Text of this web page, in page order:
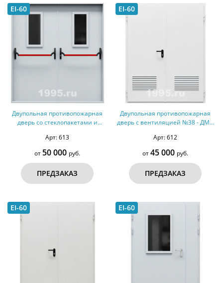
EI-60
Двупольная противопожарная
дверь со стеклопакетами и
ДМПС 2
Арт: 613
от 50 000 руб.
ПРЕДЗАКАЗ
EI-60
Двупольная противопожарная
дверь с вентиляцией №38 - ДМП
Арт: 612
от45 000 руб.
ПРЕДЗАКАЗ
EI-60 EI-60